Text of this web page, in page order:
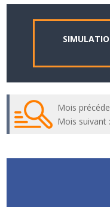
Mois
Mois suivant :